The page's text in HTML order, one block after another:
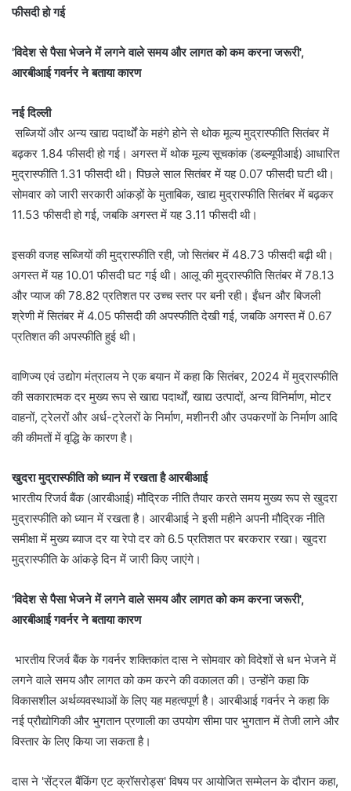
फीसदी हो गई
'विदेश से पैसा भेजने में लगने वाले समय और लागत को कम करना जरूरी',
आरबीआई गवर्नर ने बताया कारण
नई दिल्ली
सब्जियों और अन्य खाद्य पदार्थों के महंगे होने से थोक मूल्य मुद्रास्फीति सितंबर में
बढ़कर 1.84 फीसदी हो गई। अगस्त में थोक मूल्य सूचकांक (डब्ल्यूपीआई) आधारित
मुद्रास्फीति 1.31 फीसदी थी। पिछले साल सितंबर में यह 0.07 फीसदी घटी थी।
सोमवार को जारी सरकारी आंकड़ों के मुताबिक, खाद्य मुद्रास्फीति सितंबर में बढ़कर
11.53 फीसदी हो गई, जबकि अगस्त में यह 3.11 फीसदी थी।
इसकी वजह सब्जियों की मुद्रास्फीति रही, जो सितंबर में 48.73 फीसदी बढ़ी थी।
अगस्त में यह 10.01 फीसदी घट गई थी। आलू की मुद्रास्फीति सितंबर में 78.13
और प्याज की 78.82 प्रतिशत पर उच्च स्तर पर बनी रही। ईंधन और बिजली
श्रेणी में सितंबर में 4.05 फीसदी की अपस्फीति देखी गई, जबकि अगस्त में 0.67
प्रतिशत की अपस्फीति हुई थी।
वाणिज्य एवं उद्योग मंत्रालय ने एक बयान में कहा कि सितंबर, 2024 में मुद्रास्फीति
की सकारात्मक दर मुख्य रूप से खाद्य पदार्थों, खाद्य उत्पादों, अन्य विनिर्माण, मोटर
वाहनों, ट्रेलरों और अर्ध-ट्रेलरों के निर्माण, मशीनरी और उपकरणों के निर्माण आदि
की कीमतों में वृद्धि के कारण है।
खुदरा मुद्रास्फीति को ध्यान में रखता है आरबीआई
भारतीय रिजर्व बैंक (आरबीआई) मौद्रिक नीति तैयार करते समय मुख्य रूप से खुदरा
मुद्रास्फीति को ध्यान में रखता है। आरबीआई ने इसी महीने अपनी मौद्रिक नीति
समीक्षा में मुख्य ब्याज दर या रेपो दर को 6.5 प्रतिशत पर बरकरार रखा। खुदरा
मुद्रास्फीति के आंकड़े दिन में जारी किए जाएंगे।
'विदेश से पैसा भेजने में लगने वाले समय और लागत को कम करना जरूरी',
आरबीआई गवर्नर ने बताया कारण
भारतीय रिजर्व बैंक के गवर्नर शक्तिकांत दास ने सोमवार को विदेशों से धन भेजने में
लगने वाले समय और लागत को कम करने की वकालत की। उन्होंने कहा कि
विकासशील अर्थव्यवस्थाओं के लिए यह महत्वपूर्ण है। आरबीआई गवर्नर ने कहा कि
नई प्रौद्योगिकी और भुगतान प्रणाली का उपयोग सीमा पार भुगतान में तेजी लाने और
विस्तार के लिए किया जा सकता है।
दास ने 'सेंट्रल बैंकिंग एट क्रॉसरोड्स' विषय पर आयोजित सम्मेलन के दौरान कहा,